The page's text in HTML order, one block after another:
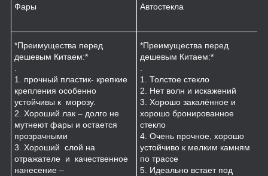
Фары Автостекла
*Преимущества перед
дешевым Китаем:*
.
1. прочный пластик- крепкие
крепления особенно
устойчивы к морозу.
2. Хороший лак – долго не
мутнеют фары и остается
прозрачными
3. Хороший слой на
отражателе и качественное
нанесение –
*Преимущества перед
дешевым Китаем:*
.
1. Толстое стекло
2. Нет волн и искажений
3. Хорошо закалённое и
хорошо бронированное
стекло
4. Очень прочное, хорошо
устойчиво к мелким камням
по трассе
5. Идеально встает под